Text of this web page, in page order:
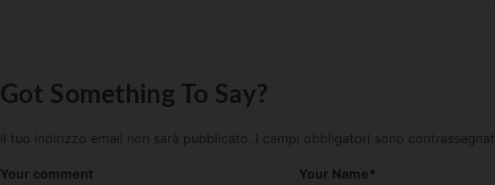
Got Something To Say?
Il tuo indirizzo email non sarà pubblicato. I campi obbligatori sono contrassegnati
Your comment Your Name*